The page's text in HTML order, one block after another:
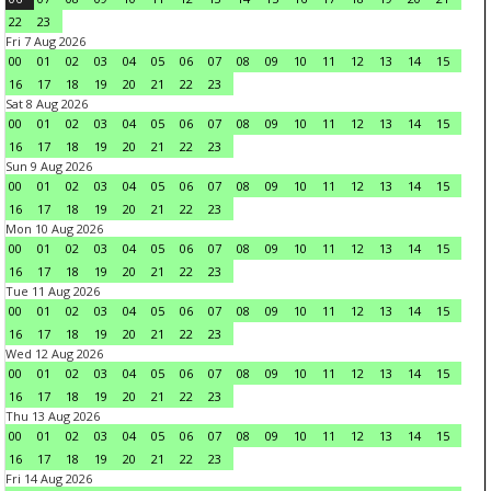
22
23
Fri 7 Aug 2026
00
01 02 03 04 05 06 07 08 09 10 11 12 13 14
15
16
17 18 19 20 21 22
23
Sat 8 Aug 2026
00
01 02 03 04 05 06 07 08 09 10 11 12 13 14
15
16
17 18 19 20 21 22
23
Sun 9 Aug 2026
00
01 02 03 04 05 06 07 08 09 10 11 12 13 14
15
16
17 18 19 20 21 22
23
Mon 10 Aug 2026
00
01 02 03 04 05 06 07 08 09 10 11 12 13 14
15
16
17 18 19 20 21 22
23
Tue 11 Aug 2026
00
01 02 03 04 05 06 07 08 09 10 11 12 13 14
15
16
17 18 19 20 21 22
23
Wed 12 Aug 2026
00
01 02 03 04 05 06 07 08 09 10 11 12 13 14
15
16
17 18 19 20 21 22
23
Thu 13 Aug 2026
00
01 02 03 04 05 06 07 08 09 10 11 12 13 14
15
16
17 18 19 20 21 22
23
Fri 14 Aug 2026